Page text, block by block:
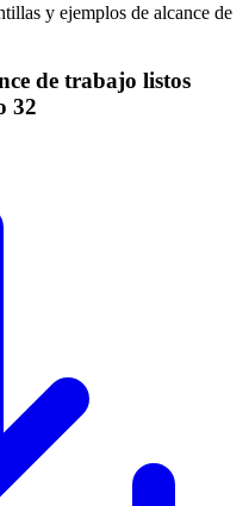
de trabajo listos
32